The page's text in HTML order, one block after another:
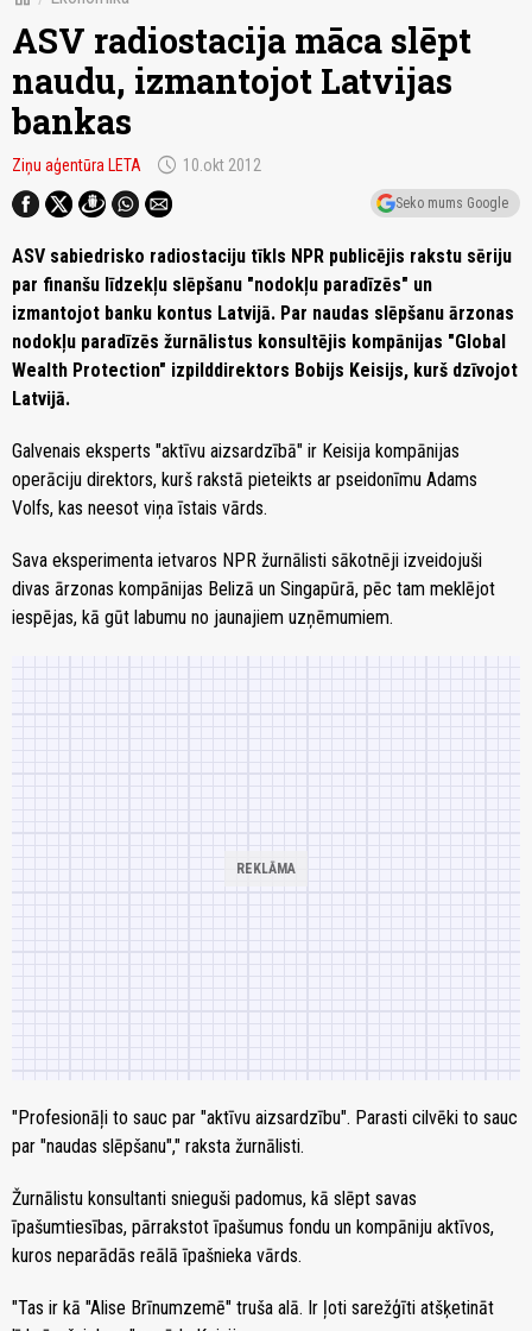
ASV radiostacija māca slēpt
naudu, izmantojot Latvijas
bankas
Ziņu aģentūra LETA schedule 10.okt 2012
Seko mums Google
ASV sabiedrisko radiostaciju tīkls NPR publicējis rakstu sēriju
par finanšu līdzekļu slēpšanu "nodokļu paradīzēs" un
izmantojot banku kontus Latvijā. Par naudas slēpšanu ārzonas
nodokļu paradīzēs žurnālistus konsultējis kompānijas "Global
Wealth Protection" izpilddirektors Bobijs Keisijs, kurš dzīvojot
Latvijā.
Galvenais eksperts "aktīvu aizsardzībā" ir Keisija kompānijas
operāciju direktors, kurš rakstā pieteikts ar pseidonīmu Adams
Volfs, kas neesot viņa īstais vārds.
Sava eksperimenta ietvaros NPR žurnālisti sākotnēji izveidojuši
divas ārzonas kompānijas Belizā un Singapūrā, pēc tam meklējot
iespējas, kā gūt labumu no jaunajiem uzņēmumiem.
"Profesionāļi to sauc par "aktīvu aizsardzību". Parasti cilvēki to sauc
par "naudas slēpšanu"," raksta žurnālisti.
Žurnālistu konsultanti snieguši padomus, kā slēpt savas
īpašumtiesības, pārrakstot īpašumus fondu un kompāniju aktīvos,
kuros neparādās reālā īpašnieka vārds.
"Tas ir kā "Alise Brīnumzemē" truša alā. Ir ļoti sarežģīti atšķetināt